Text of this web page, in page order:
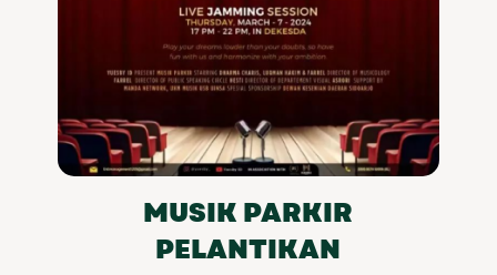
MUSIK PARKIR
PELANTIKAN